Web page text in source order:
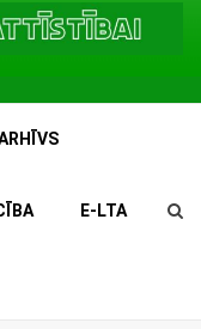
E-LTA